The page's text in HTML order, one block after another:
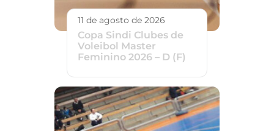
11 de agosto de 2026
Copa Sindi Clubes de
Voleibol Master
Feminino 2026 – D (F)